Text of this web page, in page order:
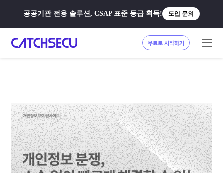
공공기관 전용 솔루션, CSAP 표준 등급 획득! 도입 문의
무료로 시작하기